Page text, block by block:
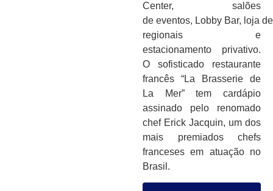
Center, salões
de eventos, Lobby Bar, loja
regionais e
estacionamento privativo.
O sofisticado restaurante
francês “La Brasserie de
La Mer” tem cardápio
assinado pelo renomado
chef Erick Jacquin, um dos
mais premiados chefs
franceses em atuação no
Brasil.